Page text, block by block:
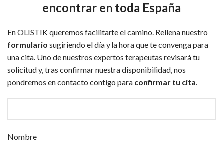
encontrar en toda España
En OLISTIK queremos facilitarte el camino. Rellena nuestro
formulario sugiriendo el día y la hora que te convenga para
una cita. Uno de nuestros expertos terapeutas revisará tu
solicitud y, tras confirmar nuestra disponibilidad, nos
pondremos en contacto contigo para confirmar tu cita.
Nombre